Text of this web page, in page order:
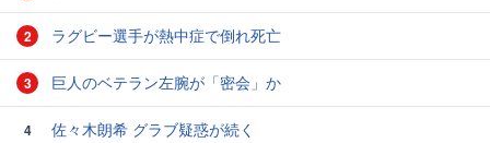
2 ラグビー選手が熱中症で倒れ死亡
3 巨人のベテラン左腕が「密会」か
4 佐々木朗希 グラブ疑惑が続く